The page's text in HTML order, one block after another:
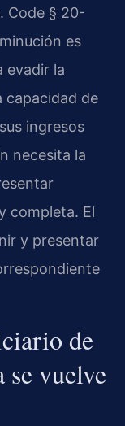
Code § 20-
es
evadir la
capacidad de
ingresos
necesita la
completa. El
y presentar
de
vuelve